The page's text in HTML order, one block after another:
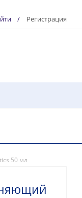
/ Регистрация
50 мл